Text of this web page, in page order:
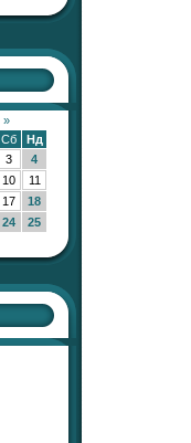
»
Сб
Нд
3
4
10
11
17
18
24
25